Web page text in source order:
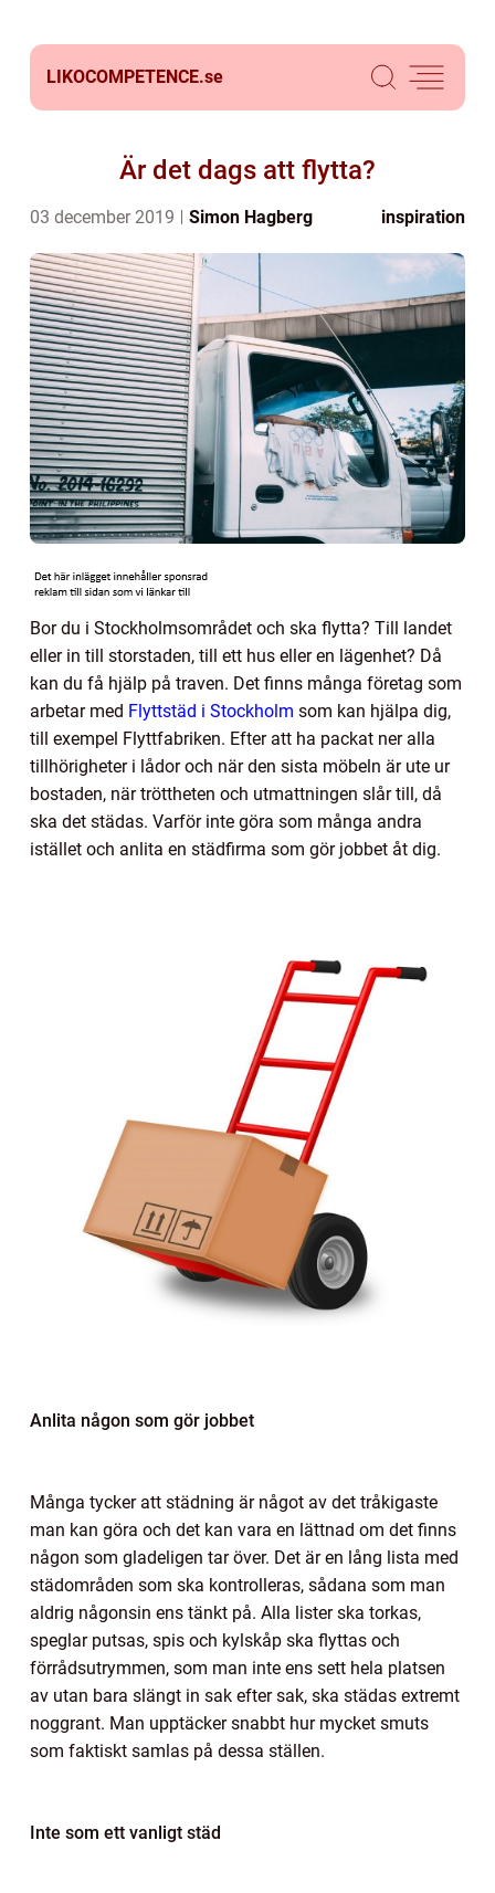
LIKOCOMPETENCE.se
Är det dags att flytta?
03 december 2019 Simon Hagberg inspiration
Bor du i Stockholmsområdet och ska flytta? Till landet
eller in till storstaden, till ett hus eller en lägenhet? Då
kan du få hjälp på traven. Det finns många företag som
arbetar med Flyttstäd i Stockholm som kan hjälpa dig,
till exempel Flyttfabriken. Efter att ha packat ner alla
tillhörigheter i lådor och när den sista möbeln är ute ur
bostaden, när tröttheten och utmattningen slår till, då
ska det städas. Varför inte göra som många andra
istället och anlita en städfirma som gör jobbet åt dig.
Anlita någon som gör jobbet
Många tycker att städning är något av det tråkigaste
man kan göra och det kan vara en lättnad om det finns
någon som gladeligen tar över. Det är en lång lista med
städområden som ska kontrolleras, sådana som man
aldrig någonsin ens tänkt på. Alla lister ska torkas,
speglar putsas, spis och kylskåp ska flyttas och
förrådsutrymmen, som man inte ens sett hela platsen
av utan bara slängt in sak efter sak, ska städas extremt
noggrant. Man upptäcker snabbt hur mycket smuts
som faktiskt samlas på dessa ställen.
Inte som ett vanligt städ